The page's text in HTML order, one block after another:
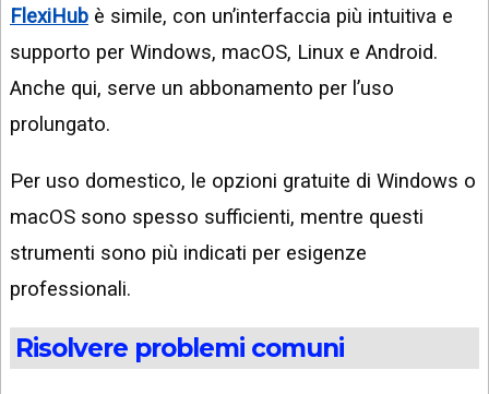
FlexiHub è simile, con un’interfaccia più intuitiva e
supporto per Windows, macOS, Linux e Android.
Anche qui, serve un abbonamento per l’uso
prolungato.
Per uso domestico, le opzioni gratuite di Windows o
macOS sono spesso sufficienti, mentre questi
strumenti sono più indicati per esigenze
professionali.
Risolvere problemi comuni